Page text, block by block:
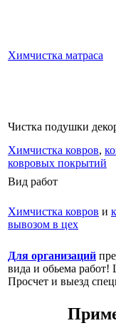
Химчистка матраса
Чистка подушки
Химчистка ковров,
ковровых покрытий
Вид работ
Химчистка ковров и
вывозом в цех
Для организаций
вида и обьема работ!
Просчет и выезд